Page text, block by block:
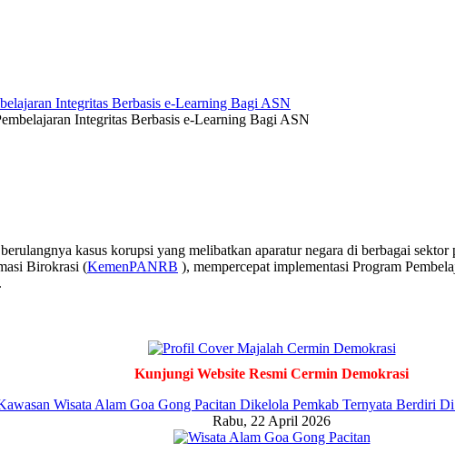
Integritas Berbasis e-Learning Bagi ASN
kasus korupsi yang melibatkan aparatur negara di berbagai
Birokrasi (KemenPANRB ), mempercepat implementasi Program
Kunjungi Website Resmi Cermin Demokrasi
Wisata Alam Goa Gong Pacitan Dikelola Pemkab Ternyata Berdiri
Rabu, 22 April 2026